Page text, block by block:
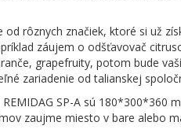
od rôznych značiek, ktoré si už
záujem o odšťavovač
grapefruity, potom bude
zariadenie od talianskej
SP-A sú 180*300*360
zaujme miesto v bare alebo